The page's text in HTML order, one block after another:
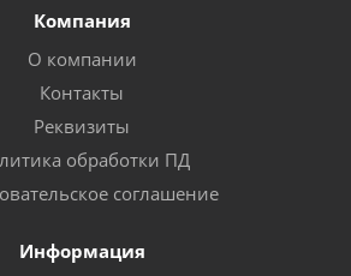
Компания
О компании
Контакты
Реквизиты
обработки ПД
соглашение
Информация